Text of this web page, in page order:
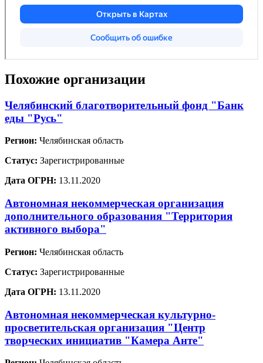
Похожие организации
Челябинский благотворительный фонд "Банк
еды "Русь"
Регион: Челябинская область
Статус: Зарегистрированные
Дата ОГРН: 13.11.2020
Автономная некоммерческая организация
дополнительного образования "Территория
активного выбора"
Регион: Челябинская область
Статус: Зарегистрированные
Дата ОГРН: 13.11.2020
Автономная некоммерческая культурно-
просветительская организация "Центр
творческих инициатив "Камера Анте"